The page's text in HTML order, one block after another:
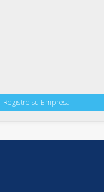
Registre su Empresa